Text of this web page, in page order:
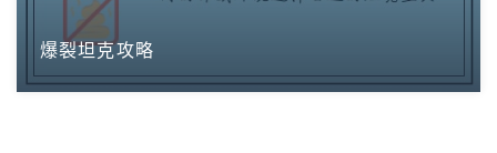
爆裂坦克攻略